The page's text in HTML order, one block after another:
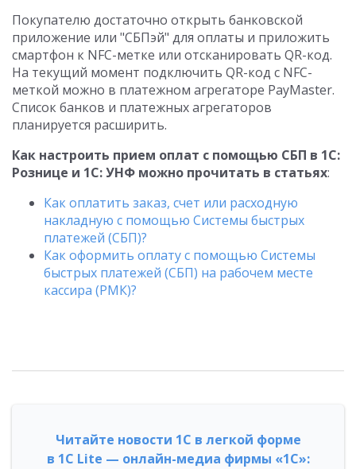
Покупателю достаточно открыть банковской
приложение или "СБПэй" для оплаты и приложить
смартфон к NFC-метке или отсканировать QR-код.
На текущий момент подключить QR-код с NFC-
меткой можно в платежном агрегаторе PayMaster.
Список банков и платежных агрегаторов
планируется расширить.
Как настроить прием оплат с помощью СБП в 1С:
Рознице и 1С: УНФ можно прочитать в статьях:
Как оплатить заказ, счет или расходную
накладную с помощью Системы быстрых
платежей (СБП)?
Как оформить оплату с помощью Системы
быстрых платежей (СБП) на рабочем месте
кассира (РМК)?
Читайте новости 1С в легкой форме
в 1С Lite — онлайн-медиа фирмы «1С»: